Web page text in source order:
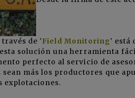
través de 'Field Monitoring' está
solución una herramienta
perfecto al servicio de
más los productores que
explotaciones.